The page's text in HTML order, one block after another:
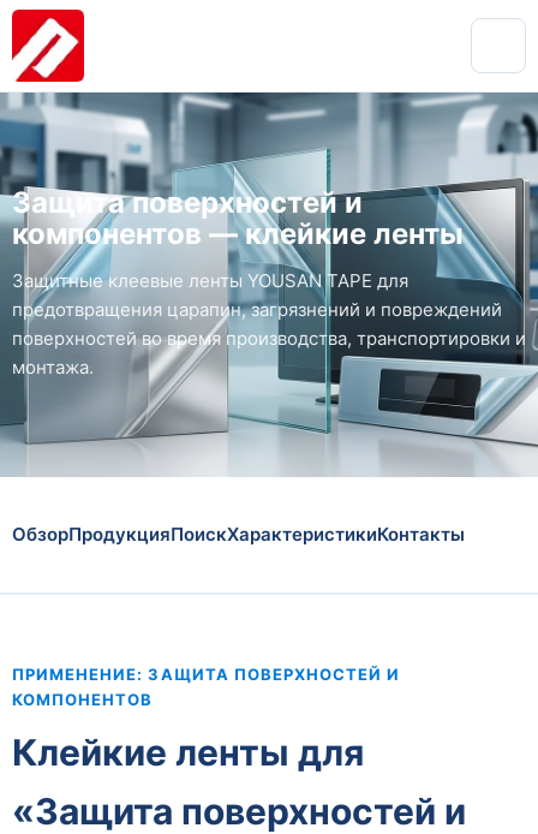
Защита поверхностей и
компонентов — клейкие ленты
Защитные клеевые ленты YOUSAN TAPE для
предотвращения царапин, загрязнений и повреждений
поверхностей во время производства, транспортировки и
монтажа.
ОбзорПродукцияПоискХарактеристикиКонтакты
ПРИМЕНЕНИЕ: ЗАЩИТА ПОВЕРХНОСТЕЙ И
КОМПОНЕНТОВ
Клейкие ленты для
«Защита поверхностей и